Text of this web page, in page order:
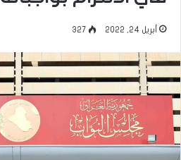
أبريل 24, 2022 327